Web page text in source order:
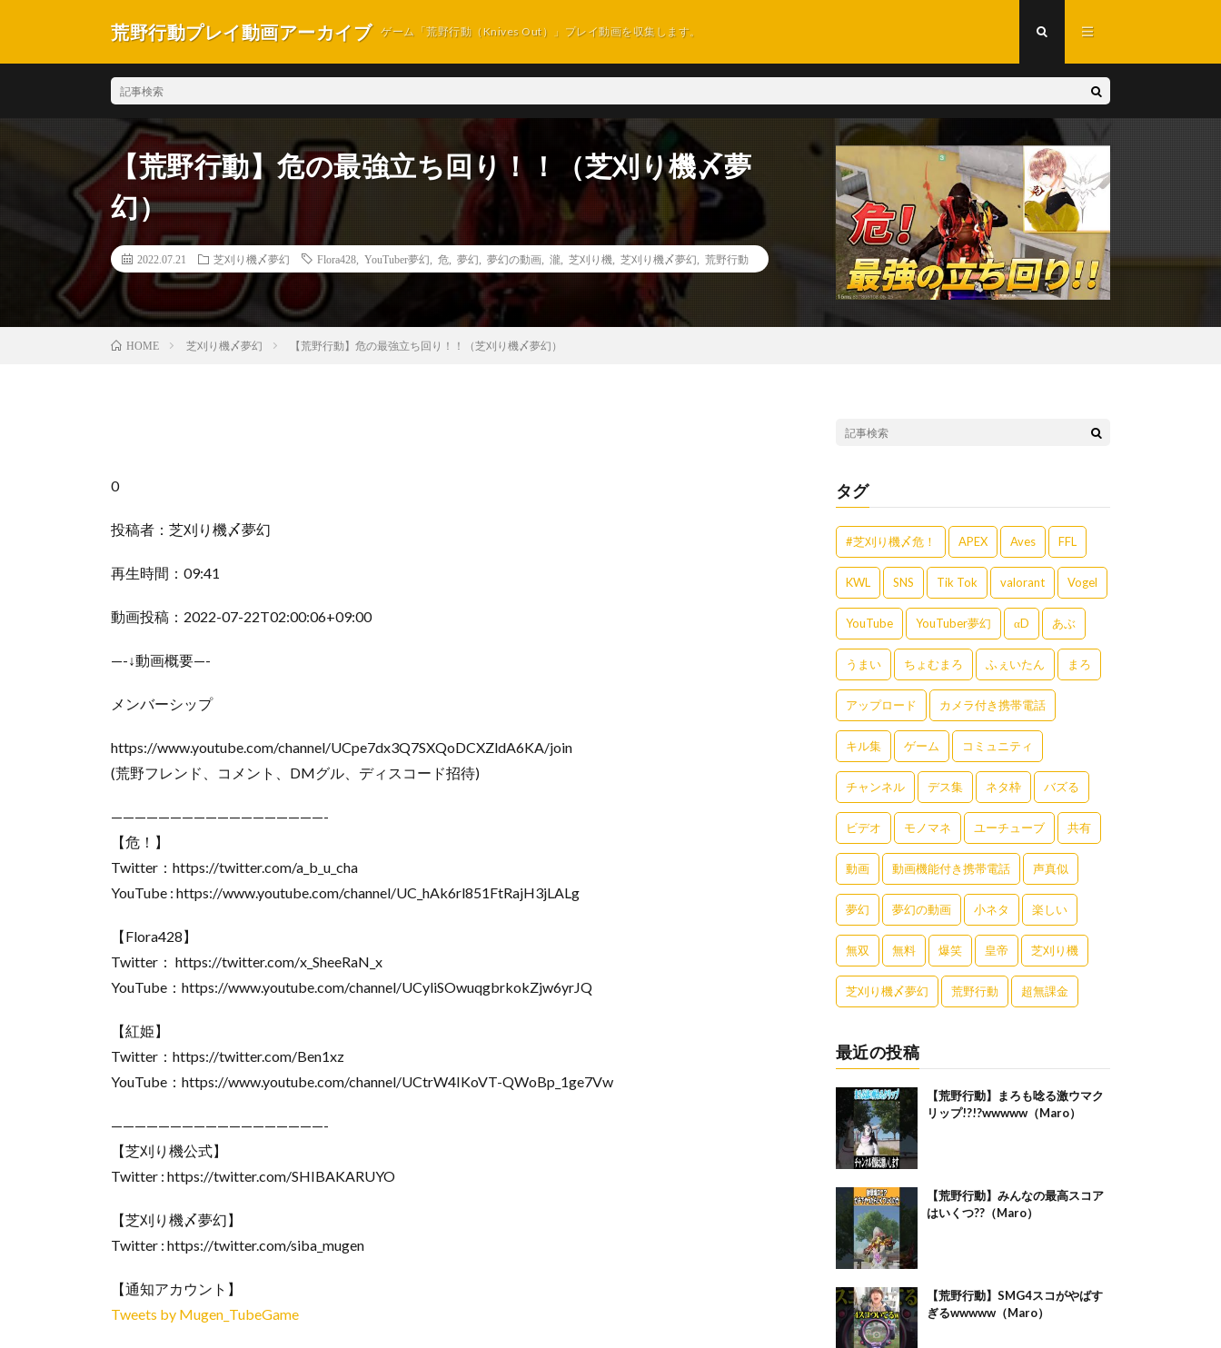
荒野行動プレイ動画アーカイブ ゲーム「荒野行動（Knives Out）」プレイ動画を収集します。
【荒野行動】危の最強立ち回り！！（芝刈り機〆夢
幻）
2022.07.21 芝刈り機〆夢幻 Flora428 YouTuber夢幻 危 夢幻 夢幻の動画 瀧 芝刈り機 芝刈り機〆夢幻 荒野行動
HOME 芝刈り機〆夢幻 【荒野行動】危の最強立ち回り！！（芝刈り機〆夢幻）
0
投稿者：芝刈り機〆夢幻
再生時間：09:41
動画投稿：2022-07-22T02:00:06+09:00
—-↓動画概要—-
メンバーシップ
https://www.youtube.com/channel/UCpe7dx3Q7SXQoDCXZldA6KA/join
(荒野フレンド、コメント、DMグル、ディスコード招待)
——————————————————-
【危！】
Twitter：https://twitter.com/a_b_u_cha
YouTube : https://www.youtube.com/channel/UC_hAk6rl851FtRajH3jLALg
【Flora428】
Twitter： https://twitter.com/x_SheeRaN_x
YouTube：https://www.youtube.com/channel/UCyliSOwuqgbrkokZjw6yrJQ
【紅姫】
Twitter：https://twitter.com/Ben1xz
YouTube：https://www.youtube.com/channel/UCtrW4IKoVT-QWoBp_1ge7Vw
——————————————————-
【芝刈り機公式】
Twitter : https://twitter.com/SHIBAKARUYO
【芝刈り機〆夢幻】
Twitter : https://twitter.com/siba_mugen
【通知アカウント】
Tweets by Mugen_TubeGame
タグ
#芝刈り機〆危！ APEX Aves FFL
KWL SNS Tik Tok valorant Vogel
YouTube YouTuber夢幻 αD あぶ
うまい ちょむまろ ふぇいたん まろ
アップロード カメラ付き携帯電話
キル集 ゲーム コミュニティ
チャンネル デス集 ネタ枠 バズる
ビデオ モノマネ ユーチューブ 共有
動画 動画機能付き携帯電話 声真似
夢幻 夢幻の動画 小ネタ 楽しい
無双 無料 爆笑 皇帝 芝刈り機
芝刈り機〆夢幻 荒野行動 超無課金
最近の投稿
【荒野行動】まろも唸る激ウマク
リップ!?!?wwwww（Maro）
【荒野行動】みんなの最高スコア
はいくつ??（Maro）
【荒野行動】SMG4スコがやばす
ぎるwwwww（Maro）